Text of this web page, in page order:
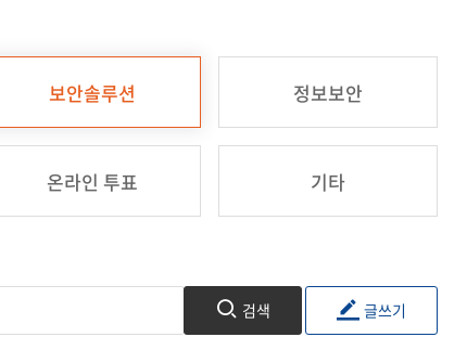
보안솔루션 정보보안
온라인 투표 기타
검색 글쓰기